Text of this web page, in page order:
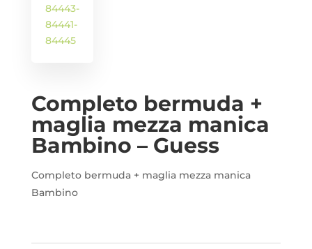
Completo bermuda +
maglia mezza manica
Bambino – Guess
Completo bermuda + maglia mezza manica
Bambino